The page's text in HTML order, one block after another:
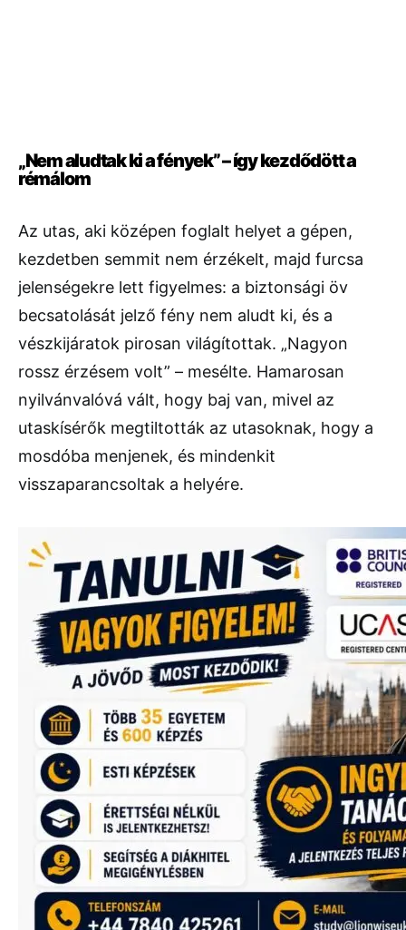
„Nem aludtak ki a fények” – így kezdődött a
rémálom
Az utas, aki középen foglalt helyet a gépen,
kezdetben semmit nem érzékelt, majd furcsa
jelenségekre lett figyelmes: a biztonsági öv
becsatolását jelző fény nem aludt ki, és a
vészkijáratok pirosan világítottak. „Nagyon
rossz érzésem volt” – mesélte. Hamarosan
nyilvánvalóvá vált, hogy baj van, mivel az
utaskísérők megtiltották az utasoknak, hogy a
mosdóba menjenek, és mindenkit
visszaparancsoltak a helyére.